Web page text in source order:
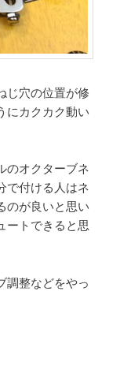
じ穴の位置が修
にカクカク動い
のオクターブネ
で付ける人はネ
のが良いと思い
ートできると思
調整などをやっ